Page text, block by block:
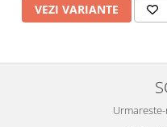
VEZI VARIANTE